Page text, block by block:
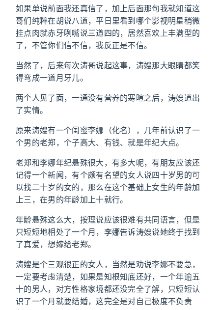
如果单说前面我还真信了，加上后面那句我就知道这
哥们纯粹在胡说八道，平日里看到哪个影视明星稍微
挂点肉就赤牙咧嘴说三道四的，居然喜欢上丰满型的
了，不管你们信不信，我反正是不信。
当然了，后来每次涛哥说起这事，涛嫂那大眼睛都笑
得弯成一道月牙儿。
两个人见了面，一通没有营养的寒暄之后，涛嫂道出
了实情。
原来涛嫂有一个闺蜜李娜（化名），几年前认识了一
个男的老郑，个子高大、有钱、就是年纪大点。
老郑和李娜年纪悬殊很大，有多大呢，有朋友应该还
记得一个新闻，有个颇有名望的女人说四十岁男的可
以找二十岁的女的，那么在这个基础上女生的年龄加
上三，在男的年龄加上十就行。
年龄悬殊这么大，按理说应该很难有共同语言，但是
只短短地相处了一个月，李娜告诉涛嫂说她终于找到
了真爱，想嫁给老郑。
涛嫂是个三观很正的女人，当然是劝说李娜不要急，
一定要考虑清楚，如果是知根知底还好，一个年逾五
十的男人，对方性格家境都还没完全了解，只短短认
识了一个月就要结婚，这完全是对自己极度不负责